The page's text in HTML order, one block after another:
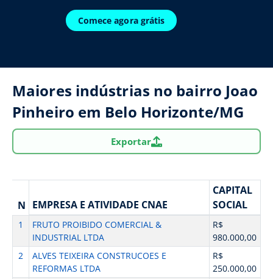
Comece agora grátis
Maiores indústrias no bairro Joao
Pinheiro em Belo Horizonte/MG
Exportar
N EMPRESA E ATIVIDADE CNAE
CAPITAL
SOCIAL
1
FRUTO PROIBIDO COMERCIAL &
INDUSTRIAL LTDA
R$
980.000,00
2
ALVES TEIXEIRA CONSTRUCOES E
REFORMAS LTDA
R$
250.000,00